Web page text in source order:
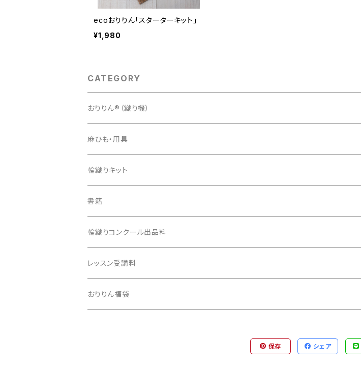
ecoおりりん「スターターキット」
¥1,980
CATEGORY
おりりん®（織り機）
樹脂おりりん®
ダンボール版ecoおりりん
麻ひも・用具
カラー麻ひも
用具
生成り麻ひも
輪織りキット
習熟コースキット
安価版キット
100均活用キット
書籍
輪織りコンクール出品料
レッスン受講料
おりりん福袋
保存 シェア